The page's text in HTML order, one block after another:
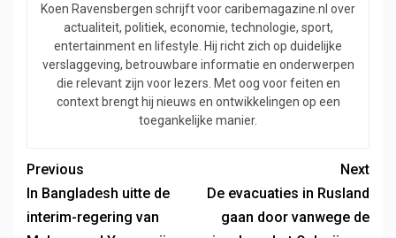
Koen Ravensbergen schrijft voor caribemagazine.nl over
actualiteit, politiek, economie, technologie, sport,
entertainment en lifestyle. Hij richt zich op duidelijke
verslaggeving, betrouwbare informatie en onderwerpen
die relevant zijn voor lezers. Met oog voor feiten en
context brengt hij nieuws en ontwikkelingen op een
toegankelijke manier.
Previous
In Bangladesh uitte de
interim-regering van
Next
De evacuaties in Rusland
gaan door vanwege de